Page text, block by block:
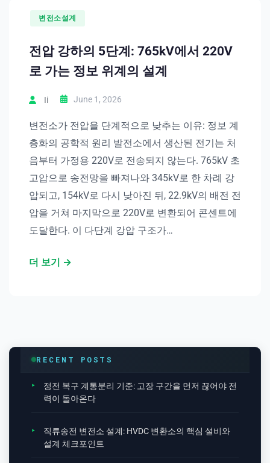
변전소설계
전압 강하의 5단계: 765kV에서 220V
로 가는 정보 위계의 설계
Ii June 1, 2026
변전소가 전압을 단계적으로 낮추는 이유: 정보 계
층화의 공학적 원리 발전소에서 생산된 전기는 처
음부터 가정용 220V로 전송되지 않는다. 765kV 초
고압으로 송전망을 빠져나와 345kV로 한 차례 강
압되고, 154kV로 다시 낮아진 뒤, 22.9kV의 배전 전
압을 거쳐 마지막으로 220V로 변환되어 콘센트에
도달한다. 이 다단계 강압 구조가…
더 보기 →
RECENT POSTS
정전 복구 계통분리 기준: 고장 구간을 먼저 끊어야 전
력이 돌아온다
직류송전 변전소 설계: HVDC 변환소의 핵심 설비와
설계 체크포인트